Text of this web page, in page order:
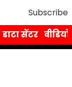
Subscribe
डाटा सेंटर वीडियो